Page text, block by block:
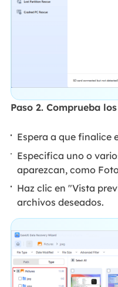
Paso 2. Comprueba
Espera a que finalice
Especifica uno o
aparezcan, como
Haz clic en "Vista
archivos deseados.